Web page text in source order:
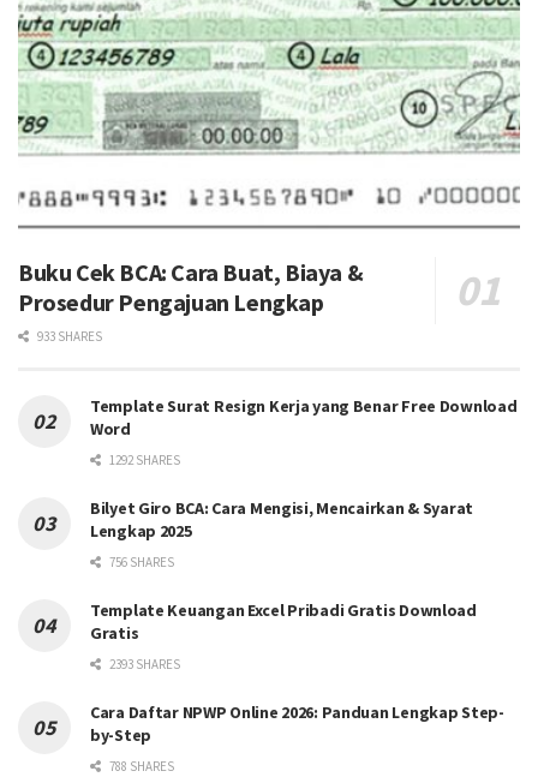
Buku Cek BCA: Cara Buat, Biaya &
Prosedur Pengajuan Lengkap
933 SHARES
Template Surat Resign Kerja yang Benar Free Download
Word
1292 SHARES
Bilyet Giro BCA: Cara Mengisi, Mencairkan & Syarat
Lengkap 2025
756 SHARES
Template Keuangan Excel Pribadi Gratis Download
Gratis
2393 SHARES
Cara Daftar NPWP Online 2026: Panduan Lengkap Step-
by-Step
788 SHARES